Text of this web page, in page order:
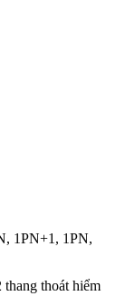
1PN+1, 1PN,
thang thoát hiểm